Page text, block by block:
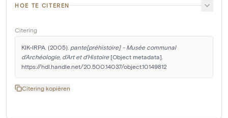
HOE TE CITEREN
Citering
KIK-IRPA. (2005). pante[préhistoire] - Musée communal
d'Archéologie, d'Art et d'Histoire [Object metadata].
https://hdl.handle.net/20.500.14037/object.10149812
Citering kopiëren